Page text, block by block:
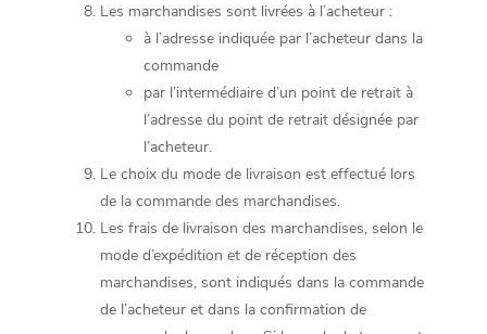
Les marchandises sont livrées à l’acheteur :
à l’adresse indiquée par l’acheteur dans la
commande
par l’intermédiaire d’un point de retrait à
l’adresse du point de retrait désignée par
l’acheteur.
Le choix du mode de livraison est effectué lors
de la commande des marchandises.
Les frais de livraison des marchandises, selon le
mode d’expédition et de réception des
marchandises, sont indiqués dans la commande
de l’acheteur et dans la confirmation de